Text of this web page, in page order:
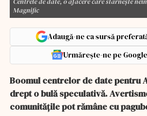
Magnific
Adaugă-ne ca sursă
Urmărește-ne pe
Boomul centrelor de date pentru
drept o bulă speculativă.
comunitățile pot rămâne cu